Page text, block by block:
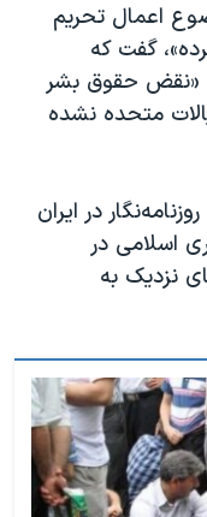
اعمال تحریم
گفت که
«نقض حقوق بشر
متحده نشده
در ایران
اسلامی در
نزدیک به